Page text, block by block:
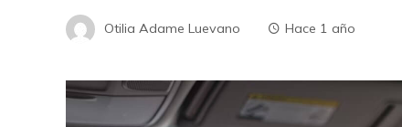
Otilia Adame Luevano Hace 1 año